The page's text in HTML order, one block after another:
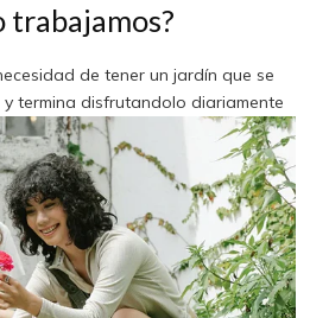
trabajamos?
de tener un jardín que se
termina disfrutandolo diariamente